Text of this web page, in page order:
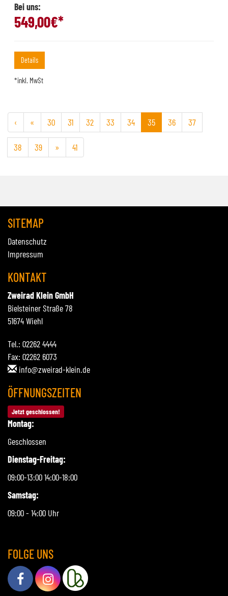
Bei uns:
549,00€*
Details
*inkl. MwSt
‹ « 30 31 32 33 34 35 36 37
38 39 » 41
SITEMAP
Datenschutz
Impressum
KONTAKT
Zweirad Klein GmbH
Bielsteiner Straße 78
51674 Wiehl
Tel.: 02262 4444
Fax: 02262 6073
info@zweirad-klein.de
ÖFFNUNGSZEITEN
Jetzt geschlossen!
Montag:
Geschlossen
Dienstag-Freitag:
09:00-13:00 14:00-18:00
Samstag:
09:00 - 14:00 Uhr
FOLGE UNS